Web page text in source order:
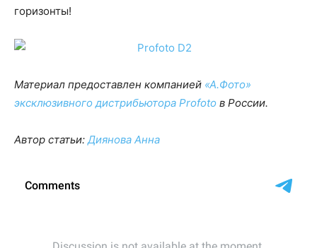
горизонты!
Материал предоставлен компанией «А.Фото»
эксклюзивного дистрибьютора Profoto в России.
Автор статьи:Диянова Анна